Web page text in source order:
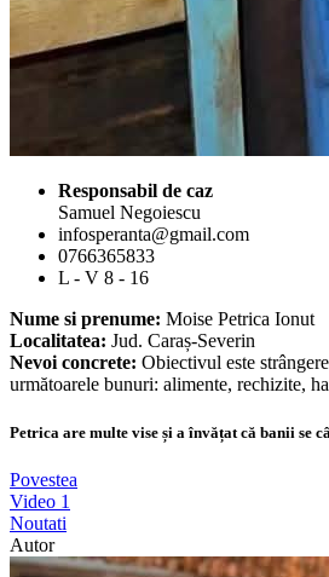
Responsabil de caz
Samuel Negoiescu
infosperanta@gmail.com
0766365833
L - V 8 - 16
Nume si prenume: Moise Petrica Ionut
Localitatea: Jud. Caraș-Severin
Nevoi concrete: Obiectivul este
următoarele bunuri: alimente, rechizite,
Petrica are multe vise și a învățat că banii se
Povestea
Video 1
Noutati
Autor